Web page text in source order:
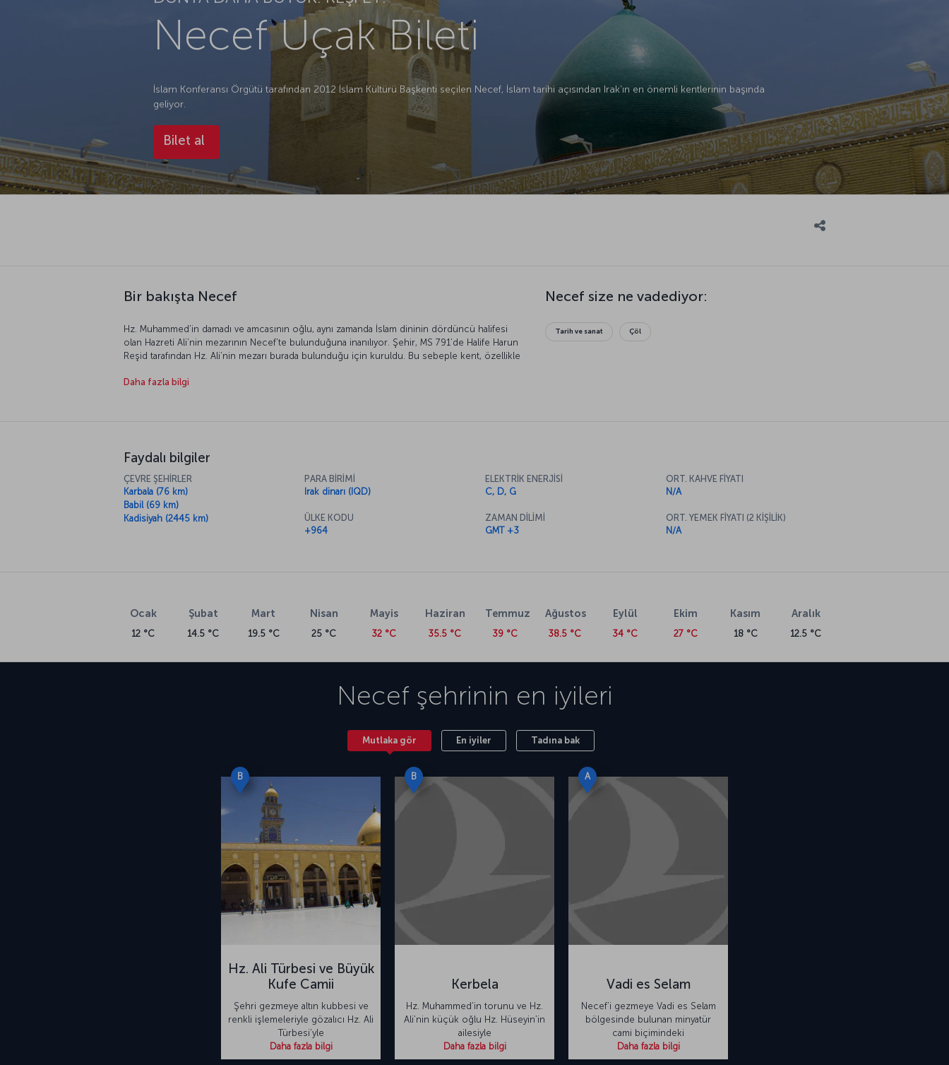
Necef Uçak Bileti
İslam Konferansı Örgütü tarafından 2012 İslam Kültürü Başkenti seçilen Necef, İslam tarihi açısından Irak’ın en önemli kentlerinin başında
geliyor.
Bilet al
Bir bakışta Necef
Hz. Muhammed’in damadı ve amcasının oğlu, aynı zamanda İslam dininin dördüncü halifesi
olan Hazreti Ali’nin mezarının Necef’te bulunduğuna inanılıyor. Şehir, MS 791’de Halife Harun
Reşid tarafından Hz. Ali’nin mezarı burada bulunduğu için kuruldu. Bu sebeple kent, özellikle
merkezi haline gelen Necef, günümüzde de “bilim havzası” adıyla anılıyor.
Daha fazla bilgi
Necef size ne vadediyor:
Tarih ve sanat Çöl
Faydalı bilgiler
ÇEVRE ŞEHİRLER
Karbala (76 km)
Babil (69 km)
Kadisiyah (2445 km)
PARA BİRİMİ
Irak dinarı (IQD)
ÜLKE KODU
+964
ELEKTRİK ENERJİSİ
C, D, G
ZAMAN DİLİMİ
GMT +3
ORT. KAHVE FİYATI
N/A
ORT. YEMEK FİYATI (2 KİŞİLİK)
N/A
Ocak
12 °C
Şubat
14.5 °C
Mart
19.5 °C
Nisan
25 °C
Mayis
32 °C
Haziran
35.5 °C
Temmuz
39 °C
Ağustos
38.5 °C
Eylül
34 °C
Ekim
27 °C
Kasım
18 °C
Aralık
12.5 °C
Necef şehrinin en iyileri
Mutlaka gör En iyiler Tadına bak
B
Hz. Ali Türbesi ve Büyük
Kufe Camii
Şehri gezmeye altın kubbesi ve
renkli işlemeleriyle gözalıcı Hz. Ali
Türbesi’yle
Daha fazla bilgi
B
Kerbela
Hz. Muhammed’in torunu ve Hz.
Ali’nin küçük oğlu Hz. Hüseyin’in
ailesiyle
Daha fazla bilgi
A
Vadi es Selam
Necef’i gezmeye Vadi es Selam
bölgesinde bulunan minyatür
cami biçimindeki
Daha fazla bilgi